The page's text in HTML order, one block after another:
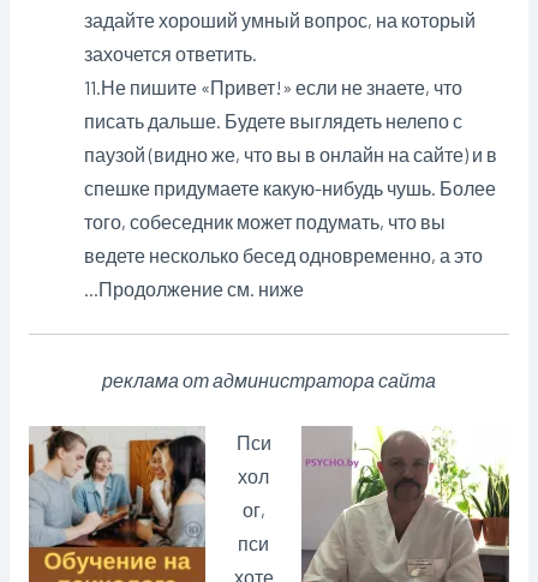
задайте хороший умный вопрос, на который
захочется ответить.
11.Не пишите «Привет!» если не знаете, что
писать дальше. Будете выглядеть нелепо с
паузой (видно же, что вы в онлайн на сайте) и в
спешке придумаете какую-нибудь чушь. Более
того, собеседник может подумать, что вы
ведете несколько бесед одновременно, а это
…Продолжение см. ниже
реклама от администратора сайта
Пси
хол
ог,
пси
хоте